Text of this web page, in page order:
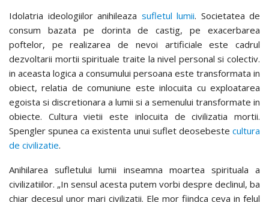
Idolatria ideologiilor anihileaza sufletul lumii. Societatea de
consum bazata pe dorinta de castig, pe exacerbarea
poftelor, pe realizarea de nevoi artificiale este cadrul
dezvoltarii mortii spirituale traite la nivel personal si colectiv.
in aceasta logica a consumului persoana este transformata in
obiect, relatia de comuniune este inlocuita cu exploatarea
egoista si discretionara a lumii si a semenului transformate in
obiecte. Cultura vietii este inlocuita de civilizatia mortii.
Spengler spunea ca existenta unui suflet deosebeste cultura
de civilizatie.
Anihilarea sufletului lumii inseamna moartea spirituala a
civilizatiilor. „In sensul acesta putem vorbi despre declinul, ba
chiar decesul unor mari civilizatii. Ele mor fiindca ceva in felul